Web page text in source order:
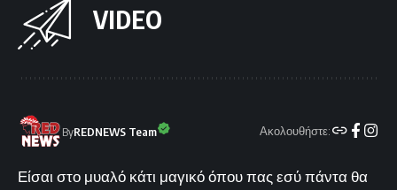
VIDEO
ByREDNEWS Team Ακολουθήστε:
Είσαι στο μυαλό κάτι μαγικό όπου πας εσύ πάντα θα